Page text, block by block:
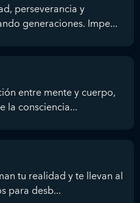
perseverancia y
generaciones. Impe...
entre mente y cuerpo,
la consciencia...
tu realidad y te llevan al
para desb...